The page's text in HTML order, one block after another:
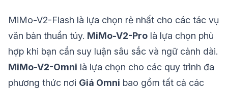
MiMo-V2-Flash là lựa chọn rẻ nhất cho các tác vụ
văn bản thuần túy. MiMo-V2-Pro là lựa chọn phù
hợp khi bạn cần suy luận sâu sắc và ngữ cảnh dài.
MiMo-V2-Omni là lựa chọn cho các quy trình đa
phương thức nơi Giá Omni bao gồm tất cả các